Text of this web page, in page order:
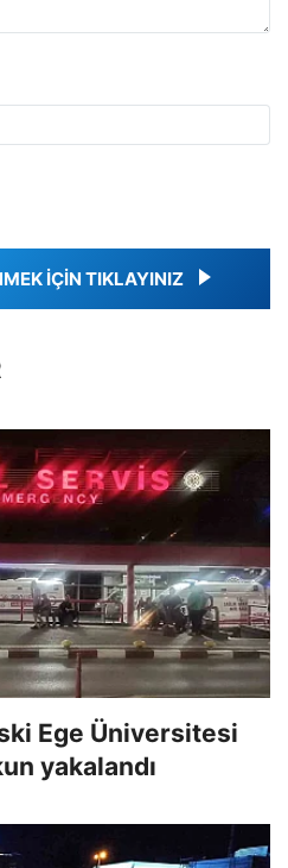
İÇİN TIKLAYINIZ
Ege Üniversitesi
yakalandı